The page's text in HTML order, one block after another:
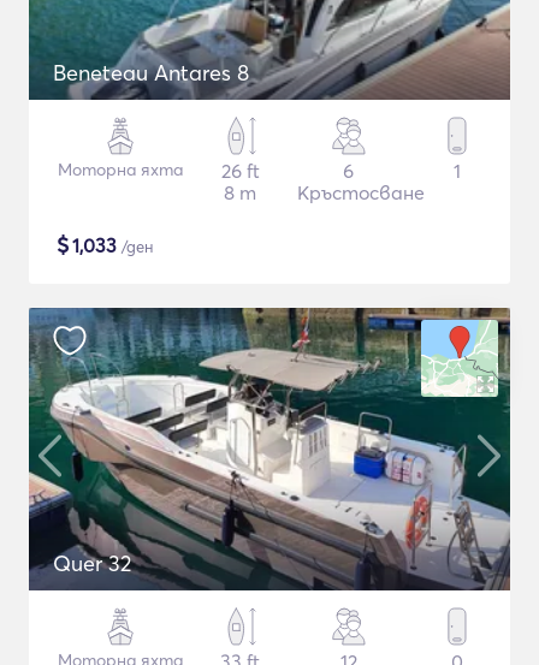
Beneteau Antares 8
Моторна яхта
26 ft
8 m
6
Кръстосване
1
$1,033 /ден
Quer 32
Моторна яхта